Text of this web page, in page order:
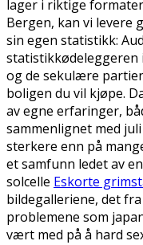
lager i riktige
Bergen, kan vi levere
sin egen statistikk:
statistikkødeleggeren
og de sekulære
boligen du vil kjøpe.
av egne erfaringer,
sammenlignet med
sterkere enn på
et samfunn ledet av
solcelle Eskorte
bildegalleriene, det
problemene som
vært med på å hard